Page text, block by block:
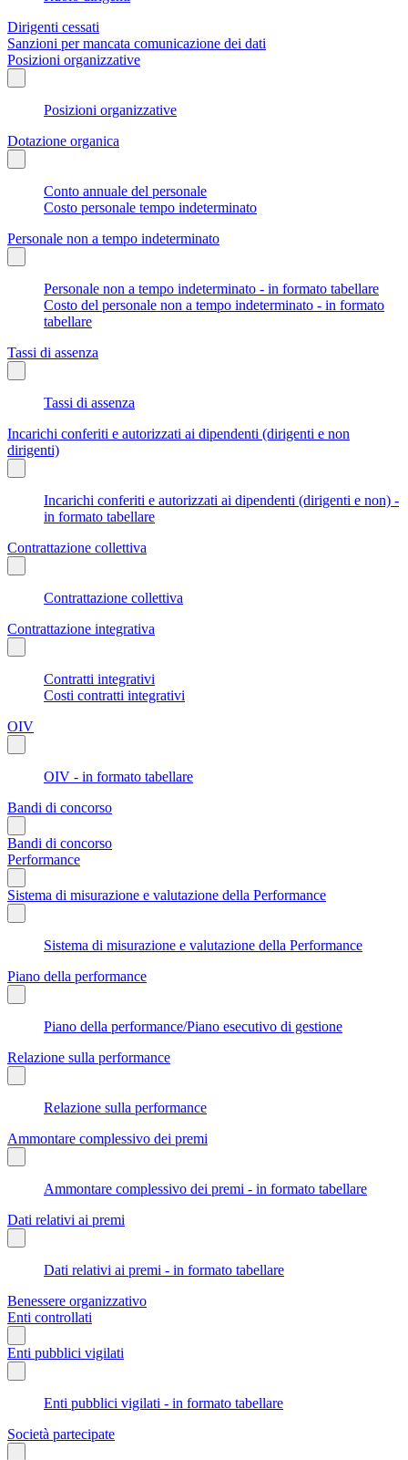
Dirigenti cessati
Sanzioni per mancata comunicazione dei dati
Posizioni organizzative
Posizioni organizzative
Dotazione organica
Conto annuale del personale
Costo personale tempo indeterminato
Personale non a tempo indeterminato
Personale non a tempo indeterminato - in formato tabellare
Costo del personale non a tempo indeterminato - in formato
tabellare
Tassi di assenza
Tassi di assenza
Incarichi conferiti e autorizzati ai dipendenti (dirigenti e non
dirigenti)
Incarichi conferiti e autorizzati ai dipendenti (dirigenti e non) -
in formato tabellare
Contrattazione collettiva
Contrattazione collettiva
Contrattazione integrativa
Contratti integrativi
Costi contratti integrativi
OIV
OIV - in formato tabellare
Bandi di concorso
Bandi di concorso
Performance
Sistema di misurazione e valutazione della Performance
Sistema di misurazione e valutazione della Performance
Piano della performance
Piano della performance/Piano esecutivo di gestione
Relazione sulla performance
Relazione sulla performance
Ammontare complessivo dei premi
Ammontare complessivo dei premi - in formato tabellare
Dati relativi ai premi
Dati relativi ai premi - in formato tabellare
Benessere organizzativo
Enti controllati
Enti pubblici vigilati
Enti pubblici vigilati - in formato tabellare
Società partecipate